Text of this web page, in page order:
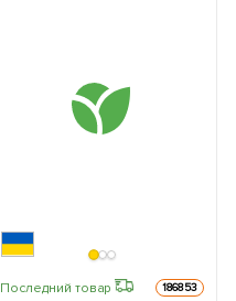
Последний товар 186853